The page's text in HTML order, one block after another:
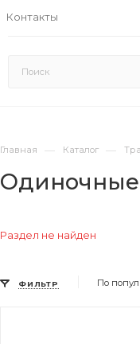
Контакты
Главная — Каталог —
Одиночные
Раздел не найден
ФИЛЬТР По